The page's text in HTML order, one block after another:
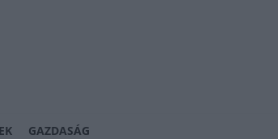
GAZDASÁG